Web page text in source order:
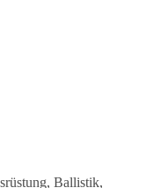
Ballistik,